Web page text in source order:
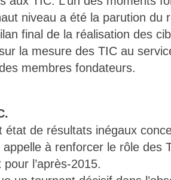
niveau a été la parution du
final de la réalisation des
la mesure des TIC au
membres fondateurs.
état de résultats inégaux
à renforcer le rôle des
l’après-2015.